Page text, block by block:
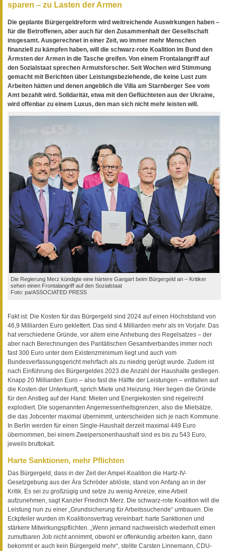
sparen – zu Lasten der Armen
Die geplante Bürgergeldreform wird weitreichende Auswirkungen haben –
für die Betroffenen, aber auch für den Zusammenhalt der Gesellschaft
insgesamt. Ausgerechnet in einer Zeit, wo immer mehr Menschen
finanziell zu kämpfen haben, will die schwarz-rote Koalition im Bund den
Ärmsten der Armen in die Tasche greifen. Von einem Frontalangriff auf
den Sozialstaat sprechen Armutsforscher. Seit Wochen wird Stimmung
gemacht mit Berichten über Leistungsbeziehende, die keine Lust zum
Arbeiten hätten und denen angeblich die Villa am Starnberger See vom
Amt bezahlt wird. Solidarität, etwa mit den Geflüchteten aus der Ukraine,
wird offenbar zu einem Luxus, den man sich nicht mehr leisten will.
Die Regierung Merz kündigte eine härtere Gangart beim Bürgergeld an – Kritiker
sehen einen Frontalangriff auf den Sozialstaat
Foto: pa/ASSOCIATED PRESS
Fakt ist: Die Kosten für das Bürgergeld sind 2024 auf einen Höchststand von
46,9 Milliarden Euro geklettert. Das sind 4 Milliarden mehr als im Vorjahr. Das
hat verschiedene Gründe, vor allem eine Anhebung des Regelsatzes – der
aber nach Berechnungen des Paritätischen Gesamtverbandes immer noch
fast 300 Euro unter dem Existenzminimum liegt und auch vom
Bundesverfassungsgericht mehrfach als zu niedrig gerügt wurde. Zudem ist
nach Einführung des Bürgergeldes 2023 die Anzahl der Haushalte gestiegen.
Knapp 20 Milliarden Euro – also fast die Hälfte der Leistungen – entfallen auf
die Kosten der Unterkunft, sprich Miete und Heizung. Hier liegen die Gründe
für den Anstieg auf der Hand: Mieten und Energiekosten sind regelrecht
explodiert. Die sogenannten Angemessenheitsgrenzen, also die Mietsätze,
die das Jobcenter maximal übernimmt, unterscheiden sich je nach Kommune.
In Berlin werden für einen Single-Haushalt derzeit maximal 449 Euro
übernommen, bei einem Zweipersonenhaushalt sind es bis zu 543 Euro,
jeweils bruttokalt.
Harte Sanktionen, mehr Pflichten
Das Bürgergeld, dass in der Zeit der Ampel-Koalition die Hartz-IV-
Gesetzgebung aus der Ära Schröder ablöste, stand von Anfang an in der
Kritik. Es sei zu großzügig und setze zu wenig Anreize, eine Arbeit
aufzunehmen, sagt Kanzler Friedrich Merz. Die schwarz-rote Koalition will die
Leistung nun zu einer „Grundsicherung für Arbeitssuchende“ umbauen. Die
Eckpfeiler wurden im Koalitionsvertrag vereinbart: harte Sanktionen und
stärkere Mitwirkungspflichten. „Wenn jemand nachweislich wiederholt einen
zumutbaren Job nicht annimmt, obwohl er offenkundig arbeiten kann, dann
bekommt er auch kein Bürgergeld mehr“, stellte Carsten Linnemann, CDU-